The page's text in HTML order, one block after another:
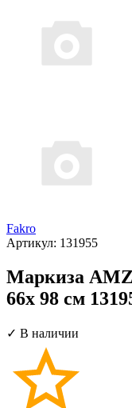
Fakro
Артикул: 131955
Маркиза
66х 98 см
✓ В наличии